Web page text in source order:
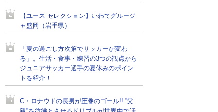
【ユース セレクション】いわてグルージ
ャ盛岡（岩手県）
「夏の過ごし方次第でサッカーが変わ
る」。生活・食事・練習の3つの観点から
ジュニアサッカー選手の夏休みのポイン
トを紹介！
C・ロナウドの長男が圧巻のゴール!! ”父